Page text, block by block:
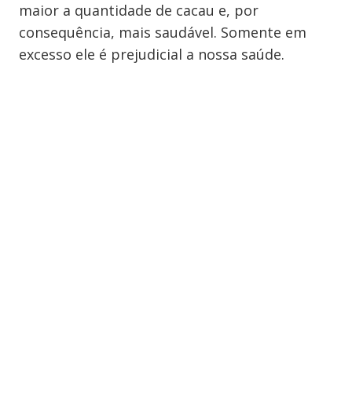
maior a quantidade de cacau e, por
consequência, mais saudável. Somente em
excesso ele é prejudicial a nossa saúde.